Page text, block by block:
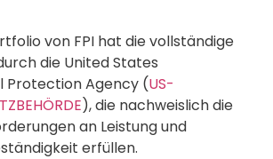
von FPI hat die vollständige
die United States
Protection Agency (US-
), die nachweislich die
an Leistung und
erfüllen.